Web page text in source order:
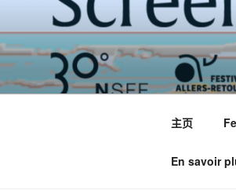
至
内
容
主页
En savoir